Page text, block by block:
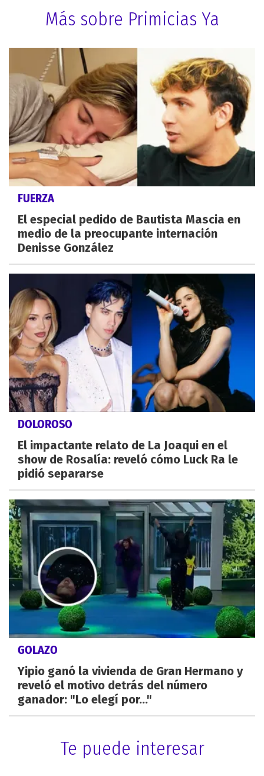
Más sobre Primicias Ya
FUERZA
El especial pedido de Bautista Mascia en
medio de la preocupante internación
Denisse González
DOLOROSO
El impactante relato de La Joaqui en el
show de Rosalía: reveló cómo Luck Ra le
pidió separarse
GOLAZO
Yipio ganó la vivienda de Gran Hermano y
reveló el motivo detrás del número
ganador: "Lo elegí por..."
Te puede interesar